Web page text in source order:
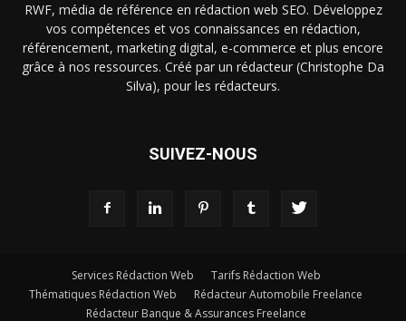
RWF, média de référence en rédaction web SEO. Développez
vos compétences et vos connaissances en rédaction,
référencement, marketing digital, e-commerce et plus encore
grâce à nos ressources. Créé par un rédacteur (Christophe Da
Silva), pour les rédacteurs.
SUIVEZ-NOUS
Services Rédaction Web
Tarifs Rédaction Web
Thématiques Rédaction Web
Rédacteur Automobile Freelance
Rédacteur Banque & Assurances Freelance